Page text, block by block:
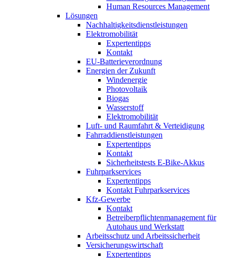
Human Resources Management
Lösungen
Nachhaltigkeitsdienstleistungen
Elektromobilität
Expertentipps
Kontakt
EU-Batterieverordnung
Energien der Zukunft
Windenergie
Photovoltaik
Biogas
Wasserstoff
Elektromobilität
Luft- und Raumfahrt & Verteidigung
Fahrraddienstleistungen
Expertentipps
Kontakt
Sicherheitstests E-Bike-Akkus
Fuhrparkservices
Expertentipps
Kontakt Fuhrparkservices
Kfz-Gewerbe
Kontakt
Betreiberpflichtenmanagement für
Autohaus und Werkstatt
Arbeitsschutz und Arbeitssicherheit
Versicherungswirtschaft
Expertentipps